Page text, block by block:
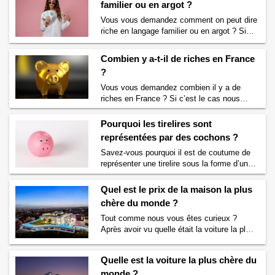
payant Par définition et de façon littérale un
tiers payant est un …Continuer la lecture
deQu’est-ce que le tiers payant ? Définition
→
familier ou en argot ?
Vous vous demandez comment on peut dire
riche en langage familier ou en argot ? Si
c’est le cas alors nous allons vous
satisfaire. Vous trouverez ci-dessous les
synonymes de riche en langage familier,
courant et en argot. Toutes les façons de
dire riche en argot et langage familier Voici
les différentes façons de qualifier …
Continuer la lecture deComment dire riche
en langage familier ou en argot ?
Combien y a-t-il de riches en France
?
Vous vous demandez combien il y a de
riches en France ? Si c’est le cas nous
allons assouvir votre curiosité. Juste avant
de vous dire combien il y a de riches en
France, intéressons- nous au seuil à partir
duquel on est considéré comme riches en
France. L’Observatoire des inégalités, une
association qui s’intéresse …Continuer la
lecture deCombien y a-t-il de riches en
France ? →
Pourquoi les tirelires sont
représentées par des cochons ?
Savez-vous pourquoi il est de coutume de
représenter une tirelire sous la forme d’un
cochon ? Si vous vous posez la question
alors vous êtes au bon endroit. Nous allons
tout vous dire sur les tirelires et les cochons
! Le fait d’utiliser un cochon pour représenter
une tirelire n’est pas uniquement français.
En effet dans …Continuer la lecture de
Quel est le prix de la maison la plus
chère du monde ?
Tout comme nous vous êtes curieux ?
Après avoir vu quelle était la voiture la plus
plus chère du monde. Savez-vous combien
Quelle est la voiture la plus chère du